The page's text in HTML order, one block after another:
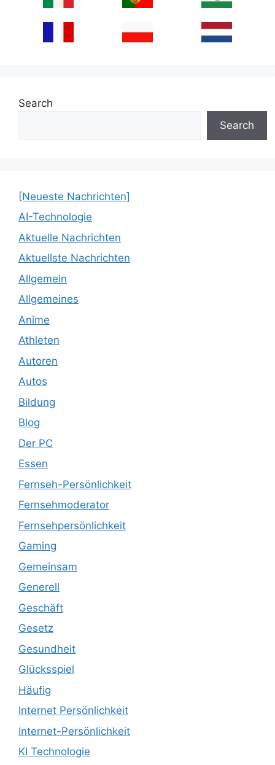
Search
Search
[Neueste Nachrichten]
AI-Technologie
Aktuelle Nachrichten
Aktuellste Nachrichten
Allgemein
Allgemeines
Anime
Athleten
Autoren
Autos
Bildung
Blog
Der PC
Essen
Fernseh-Persönlichkeit
Fernsehmoderator
Fernsehpersönlichkeit
Gaming
Gemeinsam
Generell
Geschäft
Gesetz
Gesundheit
Glücksspiel
Häufig
Internet Persönlichkeit
Internet-Persönlichkeit
KI Technologie